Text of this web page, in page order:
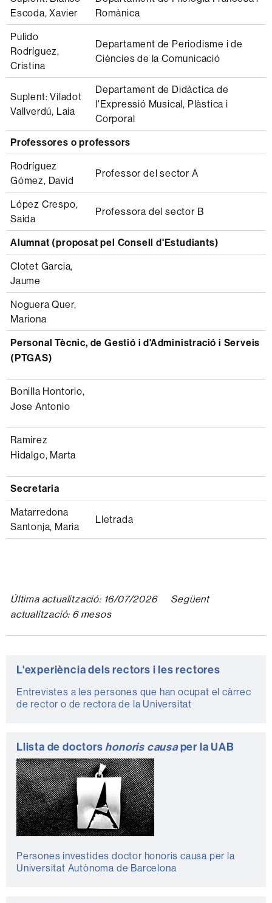
Escoda, Xavier
Romànica
Pulido
Rodríguez,
Cristina
Departament de Periodisme i de
Ciències de la Comunicació
Suplent: Viladot
Vallverdú, Laia
Departament de Didàctica de
l'Expressió Musical, Plàstica i
Corporal
Professores o professors
Rodríguez
Gómez, David
Professor del sector A
López Crespo,
Saida
Professora del sector B
Alumnat (proposat pel Consell d'Estudiants)
Clotet Garcia,
Jaume
Noguera Quer,
Mariona
Personal Tècnic, de Gestió i d'Administració i Serveis
(PTGAS)
Bonilla Hontorio,
Jose Antonio
Ramírez
Hidalgo, Marta
Secretaria
Matarredona
Santonja, Maria
Lletrada
Última actualització: 16/07/2026 Següent
actualització: 6 mesos
Informació
complementària
L'experiència dels rectors i les rectores
Entrevistes a les persones que han ocupat el càrrec
de rector o de rectora de la Universitat
Llista de doctors honoris causaper la UAB
Persones investides doctor honoris causa per la
Universitat Autònoma de Barcelona